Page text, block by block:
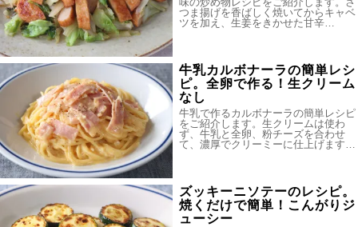
つま揚げを香ばしく焼いてからキャベ
ツを加え、生姜をきかせた甘辛…
牛乳カルボナーラの簡単レシ
ピ。全卵で作る！生クリーム
なし
牛乳で作るカルボナーラの簡単レシピ
をご紹介します。生クリームは使わ
ず、牛乳と全卵、粉チーズを合わせ
て、濃厚でクリーミーに仕上げます…
ズッキーニソテーのレシピ。
焼くだけで簡単！こんがりジ
ューシー